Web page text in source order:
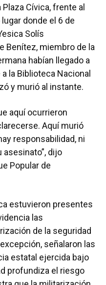
Cívica, frente al
donde el 6 de
Solís
Benítez, miembro de la
habían llegado a
la Biblioteca Nacional
y murió al instante.
aquí ocurrieron
Aquí murió
responsabilidad, ni
dijo
Popular de
estuvieron presentes
las
de la seguridad
señalaron las
estatal ejercida bajo
profundiza el riesgo